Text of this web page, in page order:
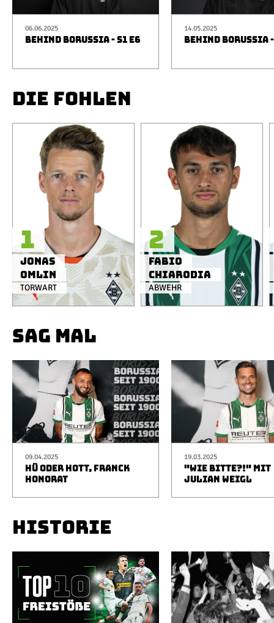
06.06.2025
BEHIND BORUSSIA - S1 E6
14.05.2025
BEHIND BORUSSIA
DIE FOHLEN
TORWART
Jonas
Omlin
1
ABWEHR
Fabio
Chiarodia
2
SAG MAL
09.04.2025
HÜ ODER HOTT, FRANCK
HONORAT
19.03.2025
"WIE BITTE?!" MIT
JULIAN WEIGL
HISTORIE